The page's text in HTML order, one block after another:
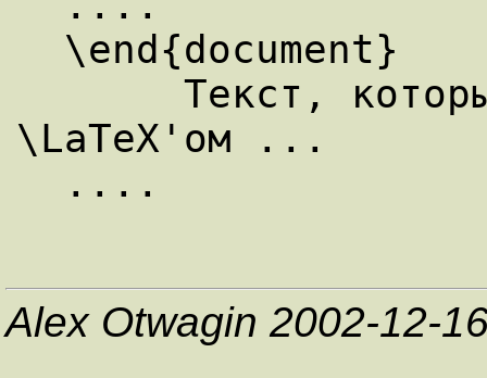
\LaTeX'ом ...
Alex Otwagin 2002-12-